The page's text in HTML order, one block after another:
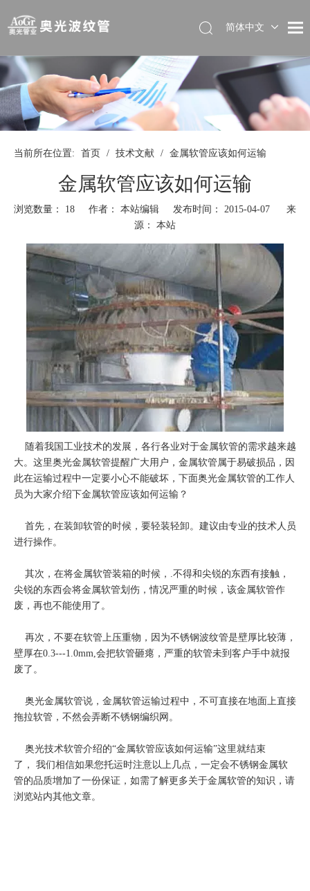
简体中文
当前所在位置: 首页 / 技术文献 / 金属软管应该如何运输
金属软管应该如何运输
浏览数量： 18 作者： 本站编辑 发布时间： 2015-04-07 来
源： 本站
["wechat","weibo","qzone","douban","email"]
随着我国工业技术的发展，各行各业对于金属软管的需求越来越
大。这里奥光金属软管提醒广大用户，金属软管属于易破损品，因
此在运输过程中一定要小心不能破坏，下面奥光金属软管的工作人
员为大家介绍下金属软管应该如何运输？
首先，在装卸软管的时候，要轻装轻卸。建议由专业的技术人员
进行操作。
其次，在将金属软管装箱的时候，.不得和尖锐的东西有接触，
尖锐的东西会将金属软管划伤，情况严重的时候，该金属软管作
废，再也不能使用了。
再次，不要在软管上压重物，因为不锈钢波纹管是壁厚比较薄，
壁厚在0.3---1.0mm,会把软管砸瘪，严重的软管未到客户手中就报
废了。
奥光金属软管说，金属软管运输过程中，不可直接在地面上直接
拖拉软管，不然会弄断不锈钢编织网。
奥光技术软管介绍的“金属软管应该如何运输”这里就结束
了， 我们相信如果您托运时注意以上几点，一定会不锈钢金属软
管的品质增加了一份保证，如需了解更多关于金属软管的知识，请
浏览站内其他文章。